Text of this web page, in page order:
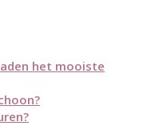
het mooiste